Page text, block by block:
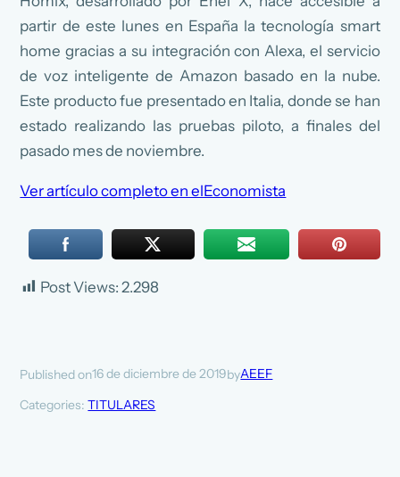
partir de este lunes en España la tecnología smart
home gracias a su integración con Alexa, el servicio
de voz inteligente de Amazon basado en la nube.
Este producto fue presentado en Italia, donde se han
estado realizando las pruebas piloto, a finales del
pasado mes de noviembre.
Ver artículo completo en elEconomista
Post Views: 2.298
Published on16 de diciembre de 2019byAEEF
Categories:TITULARES